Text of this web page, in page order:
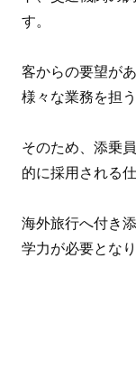
す。
客からの要望が
様々な業務を担
そのため、添乗
的に採用される
海外旅行へ付き
学力が必要となり